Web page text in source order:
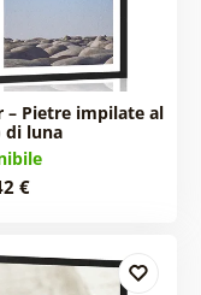
– Pietre impilate al
di luna
€